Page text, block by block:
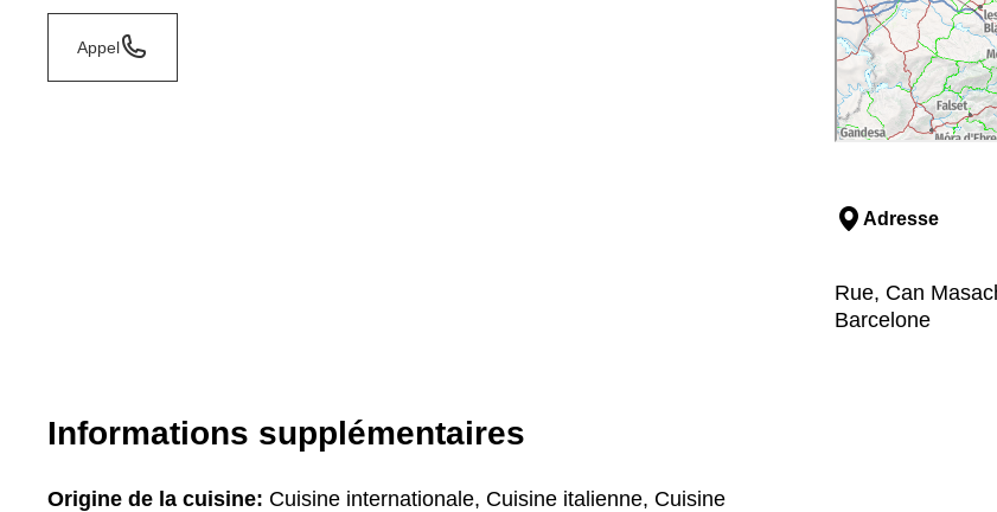
Appel
Adresse
Rue, Can
Barcelone
Informations supplémentaires
Origine de la cuisine: Cuisine internationale, Cuisine italienne, Cuisine